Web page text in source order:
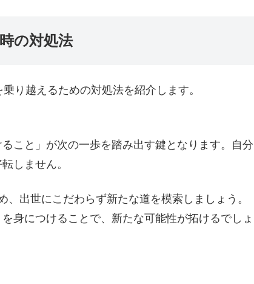
の対処法
り越えるための対処法を紹介します。
こと」が次の一歩を踏み出す鍵となります。自分
しません。
出世にこだわらず新たな道を模索しましょう。
身につけることで、新たな可能性が拓けるでしょ